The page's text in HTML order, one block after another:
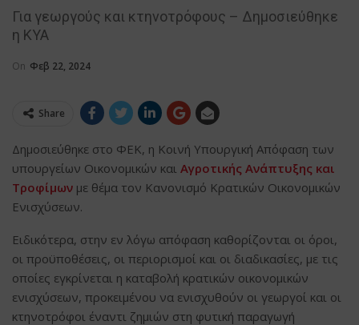
Για γεωργούς και κτηνοτρόφους – Δημοσιεύθηκε
η ΚΥΑ
On Φεβ 22, 2024
Share
Δημοσιεύθηκε στο ΦΕΚ, η Κοινή Υπουργική Απόφαση των
υπουργείων Οικονομικών και Αγροτικής Ανάπτυξης και
Τροφίμων με θέμα τον Κανονισμό Κρατικών Οικονομικών
Ενισχύσεων.
Ειδικότερα, στην εν λόγω απόφαση καθορίζονται οι όροι,
οι προϋποθέσεις, οι περιορισμοί και οι διαδικασίες, με τις
οποίες εγκρίνεται η καταβολή κρατικών οικονομικών
ενισχύσεων, προκειμένου να ενισχυθούν οι γεωργοί και οι
κτηνοτρόφοι έναντι ζημιών στη φυτική παραγωγή